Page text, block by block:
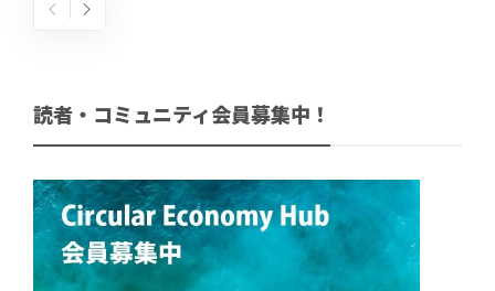
読者・コミュニティ会員募集中！